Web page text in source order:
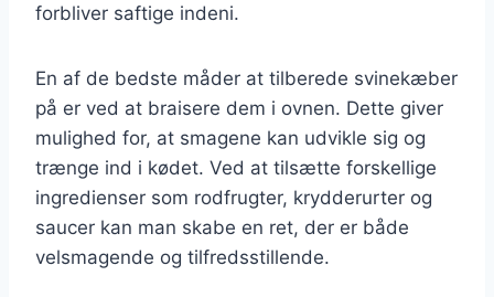
forbliver saftige indeni.
En af de bedste måder at tilberede svinekæber
på er ved at braisere dem i ovnen. Dette giver
mulighed for, at smagene kan udvikle sig og
trænge ind i kødet. Ved at tilsætte forskellige
ingredienser som rodfrugter, krydderurter og
saucer kan man skabe en ret, der er både
velsmagende og tilfredsstillende.